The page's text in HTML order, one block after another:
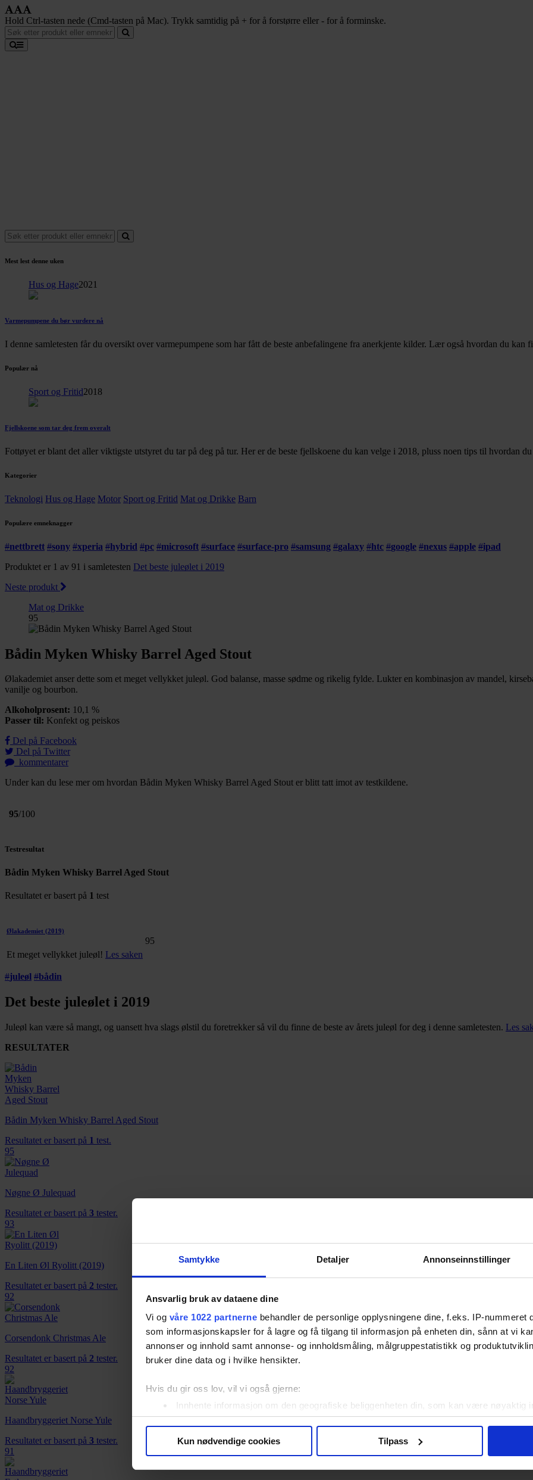
Samtykke Detaljer Annonseinnstillinger
Ansvarlig bruk av dataene dine
Vi og våre 1022 partnerne behandler de personlige opplysningene dine, f.eks. IP-nummeret
som informasjonskapsler for å lagre og få tilgang til informasjon på enheten din, sånn at vi
annonser og innhold samt annonse- og innholdsmåling, målgruppestatistikk og
bruker dine data og i hvilke hensikter.
Hvis du gir oss lov, vil vi også gjerne:
Innhente informasjon om den geografiske beliggenheten din, som kan være nøyaktig
Identifisere enheten din ved å aktivt skanne den for bestemte karakteristikker
mer info kan du lese om hvordan dine personlige data behandles og hvordan du kan
Kun nødvendige cookies Tilpass
Hold Ctrl-tasten nede (Cmd-tasten på Mac). Trykk samtidig på + for å forstørre eller - for å forminske.
Mest lest denne uken
Hus og Hage2021
Varmepumpene du bør vurdere nå
I denne samletesten får du oversikt over varmepumpene som har fått de beste anbefalingene fra anerkjente kilder. Lær også hvordan du
Populær nå
Sport og Fritid2018
Fjellskoene som tar deg frem overalt
Fottøyet er blant det aller viktigste utstyret du tar på deg på tur. Her er de beste fjellskoene du kan velge i 2018, pluss noen tips til hvordan
Kategorier
Teknologi Hus og Hage Motor Sport og Fritid Mat og Drikke Barn
Populære emneknagger
#nettbrett #sony #xperia #hybrid #pc #microsoft #surface #surface-pro #samsung #galaxy #htc #google #nexus #apple #ipad
Produktet er 1 av 91 i samletesten Det beste juleølet i 2019
Neste produkt
Mat og Drikke
95
Bådin Myken Whisky Barrel Aged Stout
Ølakademiet anser dette som et meget vellykket juleøl. God balanse, masse sødme og rikelig fylde. Lukter en kombinasjon av mandel,
vanilje og bourbon.
Alkoholprosent: 10,1 %
Passer til: Konfekt og peiskos
Del på Facebook
Del på Twitter
kommentarer
Under kan du lese mer om hvordan Bådin Myken Whisky Barrel Aged Stout er blitt tatt imot av testkildene.
95/100
Testresultat
Bådin Myken Whisky Barrel Aged Stout
Resultatet er basert på 1 test
Ølakademiet (2019)
Et meget vellykket juleøl! Les saken
95
#juleøl #bådin
Det beste juleølet i 2019
Juleøl kan være så mangt, og uansett hva slags ølstil du foretrekker så vil du finne de beste av årets juleøl for deg i denne samletesten. Les
RESULTATER
Bådin Myken Whisky Barrel Aged Stout
Resultatet er basert på 1 test.
95
Nøgne Ø Julequad
Resultatet er basert på 3 tester.
93
En Liten Øl Ryolitt (2019)
Resultatet er basert på 2 tester.
92
Corsendonk Christmas Ale
Resultatet er basert på 2 tester.
92
Haandbryggeriet Norse Yule
Resultatet er basert på 3 tester.
91